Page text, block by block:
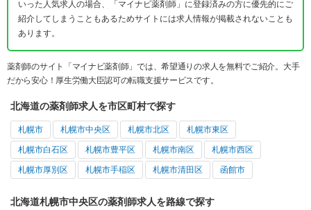
いった人気求人の場合、「マイナビ薬剤師」に登録済みの方に優先的にご
紹介してしまうこともあるためサイトには求人情報が掲載されないことも
あります。
薬剤師のサイト「マイナビ薬剤師」では、希望通りの求人を無料でご紹介。大手
だから安心！厚生労働大臣認可の転職支援サービスです。
北海道の薬剤師求人を市区町村で探す
札幌市 札幌市中央区 札幌市北区 札幌市東区
札幌市白石区 札幌市豊平区 札幌市南区 札幌市西区
札幌市厚別区 札幌市手稲区 札幌市清田区 函館市
北海道札幌市中央区の薬剤師求人を路線で探す